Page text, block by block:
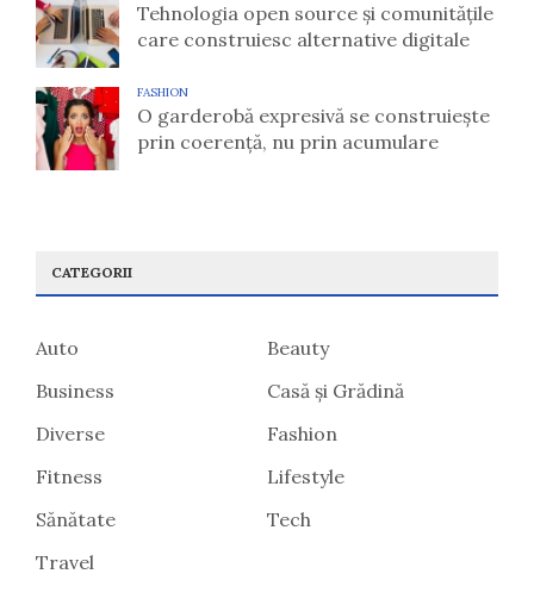
Tehnologia open source și comunitățile
care construiesc alternative digitale
FASHION
O garderobă expresivă se construiește
prin coerență, nu prin acumulare
CATEGORII
Auto
Beauty
Business
Casă și Grădină
Diverse
Fashion
Fitness
Lifestyle
Sănătate
Tech
Travel